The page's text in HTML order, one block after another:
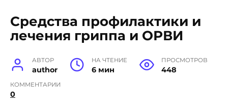
Средства профилактики и
лечения гриппа и ОРВИ
АВТОР
author
НА ЧТЕНИЕ
6 мин
ПРОСМОТРОВ
448
КОММЕНТАРИИ
0